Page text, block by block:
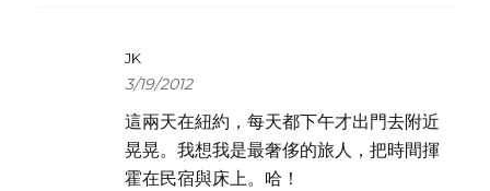
JK
3/19/2012
這兩天在紐約，每天都下午才出門去附近
晃晃。我想我是最奢侈的旅人，把時間揮
霍在民宿與床上。哈！